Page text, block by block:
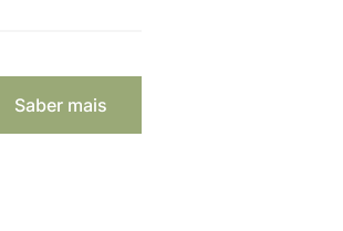
Saber mais